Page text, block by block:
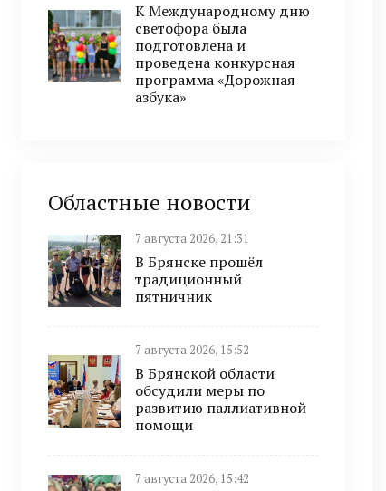
К Международному дню
светофора была
подготовлена и
проведена конкурсная
программа «Дорожная
азбука»
Областные новости
7 августа 2026, 21:31
В Брянске прошёл
традиционный
пятничник
7 августа 2026, 15:52
В Брянской области
обсудили меры по
развитию паллиативной
помощи
7 августа 2026, 15:42